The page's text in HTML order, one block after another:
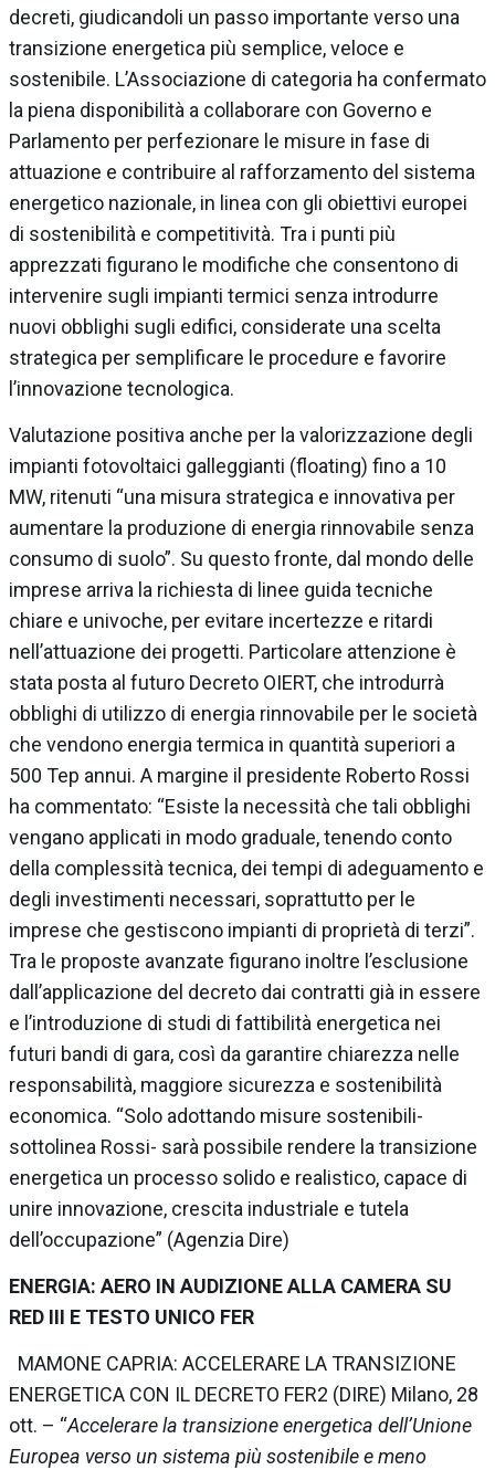
decreti, giudicandoli un passo importante verso una
transizione energetica più semplice, veloce e
sostenibile. L’Associazione di categoria ha confermato
la piena disponibilità a collaborare con Governo e
Parlamento per perfezionare le misure in fase di
attuazione e contribuire al rafforzamento del sistema
energetico nazionale, in linea con gli obiettivi europei
di sostenibilità e competitività. Tra i punti più
apprezzati figurano le modifiche che consentono di
intervenire sugli impianti termici senza introdurre
nuovi obblighi sugli edifici, considerate una scelta
strategica per semplificare le procedure e favorire
l’innovazione tecnologica.
Valutazione positiva anche per la valorizzazione degli
impianti fotovoltaici galleggianti (floating) fino a 10
MW, ritenuti “una misura strategica e innovativa per
aumentare la produzione di energia rinnovabile senza
consumo di suolo”. Su questo fronte, dal mondo delle
imprese arriva la richiesta di linee guida tecniche
chiare e univoche, per evitare incertezze e ritardi
nell’attuazione dei progetti. Particolare attenzione è
stata posta al futuro Decreto OIERT, che introdurrà
obblighi di utilizzo di energia rinnovabile per le società
che vendono energia termica in quantità superiori a
500 Tep annui. A margine il presidente Roberto Rossi
ha commentato: “Esiste la necessità che tali obblighi
vengano applicati in modo graduale, tenendo conto
della complessità tecnica, dei tempi di adeguamento e
degli investimenti necessari, soprattutto per le
imprese che gestiscono impianti di proprietà di terzi”.
Tra le proposte avanzate figurano inoltre l’esclusione
dall’applicazione del decreto dai contratti già in essere
e l’introduzione di studi di fattibilità energetica nei
futuri bandi di gara, così da garantire chiarezza nelle
responsabilità, maggiore sicurezza e sostenibilità
economica. “Solo adottando misure sostenibili-
sottolinea Rossi- sarà possibile rendere la transizione
energetica un processo solido e realistico, capace di
unire innovazione, crescita industriale e tutela
dell’occupazione” (Agenzia Dire)
ENERGIA: AERO IN AUDIZIONE ALLA CAMERA SU
RED III E TESTO UNICO FER
MAMONE CAPRIA: ACCELERARE LA TRANSIZIONE
ENERGETICA CON IL DECRETO FER2 (DIRE) Milano, 28
ott. – “Accelerare la transizione energetica dell’Unione
Europea verso un sistema più sostenibile e meno